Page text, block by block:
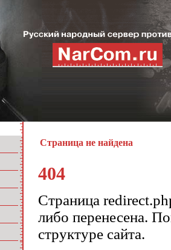
Страница не найдена
404
Страница
либо перенесена.
структуре сайта.